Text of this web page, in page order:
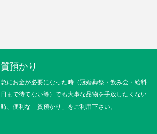
質預かり
急にお金が必要になった時（冠婚葬祭・飲み会・給料
日まで待てない等）でも大事な品物を手放したくない
時、便利な「質預かり」をご利用下さい。